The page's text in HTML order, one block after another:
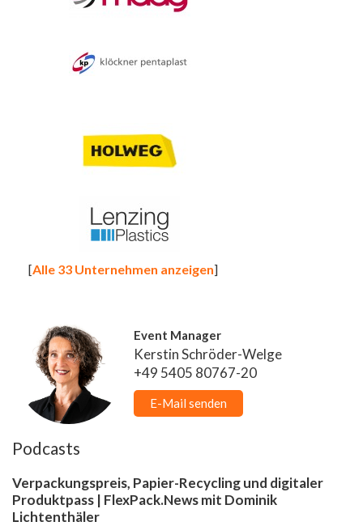
[Alle 33 Unternehmen anzeigen]
Event Manager
Kerstin Schröder-Welge
+49 5405 80767-20
E-Mail senden
Podcasts
Verpackungspreis, Papier-Recycling und digitaler
Produktpass | FlexPack.News mit Dominik
Lichtenthäler